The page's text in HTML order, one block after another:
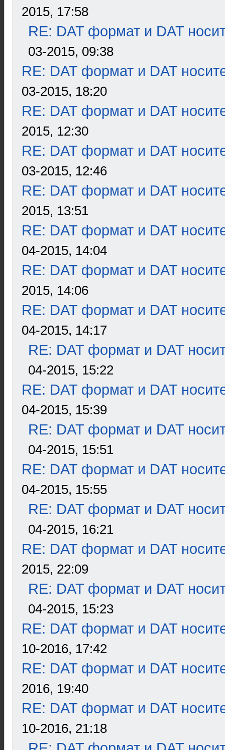
2015, 17:58
RE: DAT формат и DAT
03-2015, 09:38
RE: DAT формат и DAT
03-2015, 18:20
RE: DAT формат и DAT
2015, 12:30
RE: DAT формат и DAT
03-2015, 12:46
RE: DAT формат и DAT
2015, 13:51
RE: DAT формат и DAT
04-2015, 14:04
RE: DAT формат и DAT
2015, 14:06
RE: DAT формат и DAT
04-2015, 14:17
RE: DAT формат и DAT
04-2015, 15:22
RE: DAT формат и DAT
04-2015, 15:39
RE: DAT формат и DAT
04-2015, 15:51
RE: DAT формат и DAT
04-2015, 15:55
RE: DAT формат и DAT
04-2015, 16:21
RE: DAT формат и DAT
2015, 22:09
RE: DAT формат и DAT
04-2015, 15:23
RE: DAT формат и DAT
10-2016, 17:42
RE: DAT формат и DAT
2016, 19:40
RE: DAT формат и DAT
10-2016, 21:18